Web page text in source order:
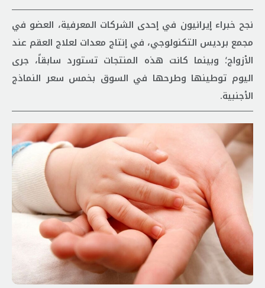
نجح خبراء إيرانيون في إحدى الشركات المعرفية، العضو في
مجمع برديس التكنولوجي، في إنتاج معدات لعلاج العقم عند
الأزواج؛ وبينما كانت هذه المنتجات تستورد سابقاً، جرى
اليوم توطينها وطرحها في السوق بخمس سعر النماذج
الأجنبية.